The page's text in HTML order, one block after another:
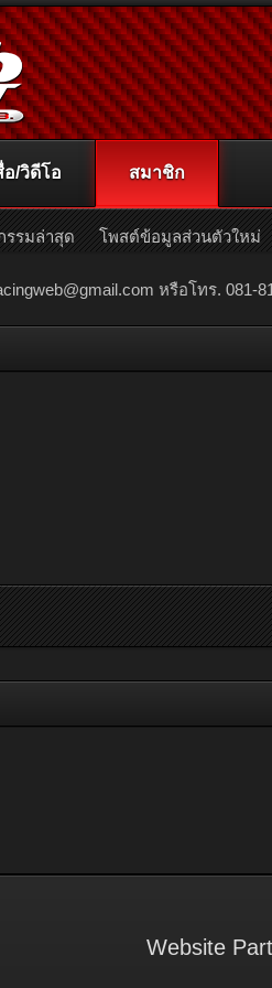
หรือโทร. 081-
อ/วิดีโอ สมาชิก
รรมล่าสุด โพสต์ข้อมูลส่วนตัวใหม่
Website